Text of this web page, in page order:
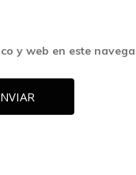
y web en este